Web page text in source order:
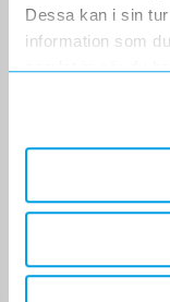
Dessa kan i sin
information som
samlat in när du
i slutet där vi
Tradeforce ??